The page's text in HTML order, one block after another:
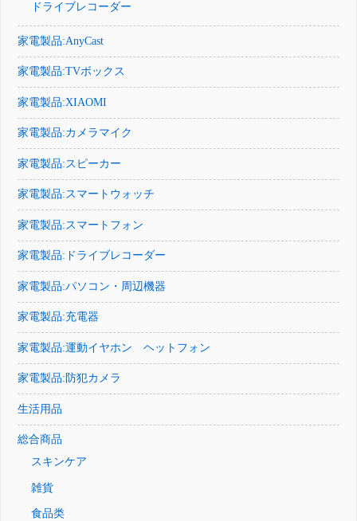
ドライブレコーダー
家電製品:AnyCast
家電製品:TVボックス
家電製品:XIAOMI
家電製品:カメラマイク
家電製品:スピーカー
家電製品:スマートウォッチ
家電製品:スマートフォン
家電製品:ドライブレコーダー
家電製品:パソコン・周辺機器
家電製品:充電器
家電製品:運動イヤホン ヘットフォン
家電製品:防犯カメラ
生活用品
総合商品
スキンケア
雑貨
食品类